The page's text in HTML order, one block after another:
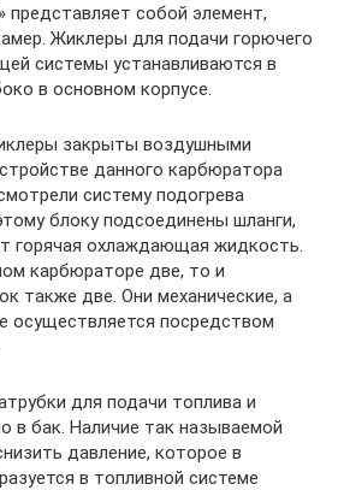
представляет собой элемент,
Жиклеры для подачи горючего
системы устанавливаются в
в основном корпусе.
закрыты воздушными
данного карбюратора
систему подогрева
блоку подсоединены шланги,
горячая охлаждающая жидкость.
карбюраторе две, то и
также две. Они механические, а
осуществляется посредством
для подачи топлива и
в бак. Наличие так называемой
давление, которое в
в топливной системе